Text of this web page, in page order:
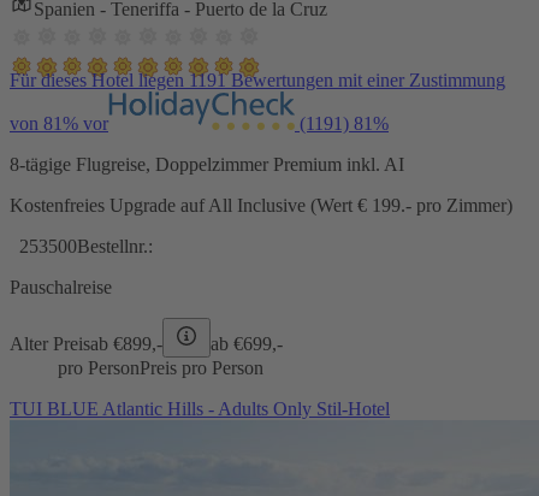
Spanien - Teneriffa - Puerto de la Cruz
Für dieses Hotel liegen 1191 Bewertungen mit einer Zustimmung
von 81% vor (1191) 81%
8-tägige Flugreise, Doppelzimmer Premium inkl. AI
Kostenfreies Upgrade auf All Inclusive (Wert € 199.- pro Zimmer)
253500Bestellnr.:
Pauschalreise
Alter Preisab €899,- ab €699,-
pro PersonPreis pro Person
TUI BLUE Atlantic Hills - Adults Only Stil-Hotel